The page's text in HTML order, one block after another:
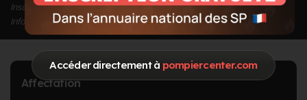
Accéder directement à pompiercenter.com
Inscrit depuis le 23/04/2024 à 14:48
Informations mises à jour le 23/04/2024 à 14:48
Affectation